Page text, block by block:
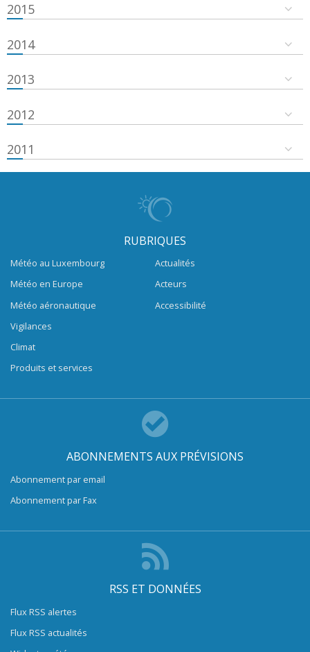
2015
2014
2013
2012
2011
RUBRIQUES
Météo au Luxembourg
Météo en Europe
Météo aéronautique
Vigilances
Climat
Produits et services
Actualités
Acteurs
Accessibilité
ABONNEMENTS AUX PRÉVISIONS
Abonnement par email
Abonnement par Fax
RSS ET DONNÉES
Flux RSS alertes
Flux RSS actualités